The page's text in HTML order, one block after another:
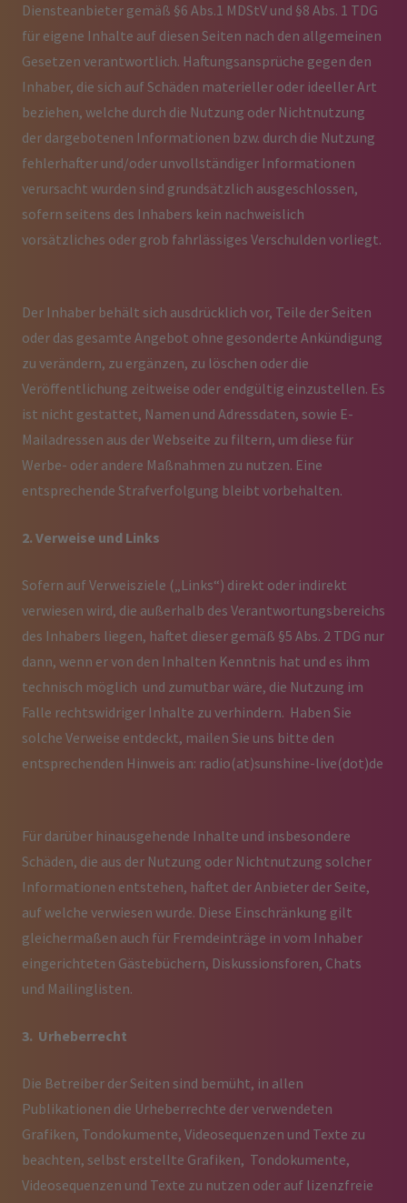
Diensteanbieter gemäß §6 Abs.1 MDStV und §8 Abs. 1 TDG
für eigene Inhalte auf diesen Seiten nach den allgemeinen
Gesetzen verantwortlich. Haftungsansprüche gegen den
Inhaber, die sich auf Schäden materieller oder ideeller Art
beziehen, welche durch die Nutzung oder Nichtnutzung
der dargebotenen Informationen bzw. durch die Nutzung
fehlerhafter und/oder unvollständiger Informationen
verursacht wurden sind grundsätzlich ausgeschlossen,
sofern seitens des Inhabers kein nachweislich
vorsätzliches oder grob fahrlässiges Verschulden vorliegt.
Der Inhaber behält sich ausdrücklich vor, Teile der Seiten
oder das gesamte Angebot ohne gesonderte Ankündigung
zu verändern, zu ergänzen, zu löschen oder die
Veröffentlichung zeitweise oder endgültig einzustellen. Es
ist nicht gestattet, Namen und Adressdaten, sowie E-
Mailadressen aus der Webseite zu filtern, um diese für
Werbe- oder andere Maßnahmen zu nutzen. Eine
entsprechende Strafverfolgung bleibt vorbehalten.
2. Verweise und Links
Sofern auf Verweisziele („Links“) direkt oder indirekt
verwiesen wird, die außerhalb des Verantwortungsbereichs
des Inhabers liegen, haftet dieser gemäß §5 Abs. 2 TDG nur
dann, wenn er von den Inhalten Kenntnis hat und es ihm
technisch möglich und zumutbar wäre, die Nutzung im
Falle rechtswidriger Inhalte zu verhindern. Haben Sie
solche Verweise entdeckt, mailen Sie uns bitte den
entsprechenden Hinweis an: radio(at)sunshine-live(dot)de
Für darüber hinausgehende Inhalte und insbesondere
Schäden, die aus der Nutzung oder Nichtnutzung solcher
Informationen entstehen, haftet der Anbieter der Seite,
auf welche verwiesen wurde. Diese Einschränkung gilt
gleichermaßen auch für Fremdeinträge in vom Inhaber
eingerichteten Gästebüchern, Diskussionsforen, Chats
und Mailinglisten.
3. Urheberrecht
Die Betreiber der Seiten sind bemüht, in allen
Publikationen die Urheberrechte der verwendeten
Grafiken, Tondokumente, Videosequenzen und Texte zu
beachten, selbst erstellte Grafiken, Tondokumente,
Videosequenzen und Texte zu nutzen oder auf lizenzfreie